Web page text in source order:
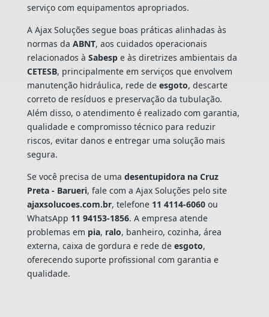
serviço com equipamentos apropriados.
A Ajax Soluções segue boas práticas alinhadas às
normas da ABNT, aos cuidados operacionais
relacionados à Sabespe às diretrizes ambientais da
CETESB, principalmente em serviços que envolvem
manutenção hidráulica, rede de esgoto, descarte
correto de resíduos e preservação da tubulação.
Além disso, o atendimento é realizado com garantia,
qualidade e compromisso técnico para reduzir
riscos, evitar danos e entregar uma solução mais
segura.
Se você precisa de uma desentupidora na Cruz
Preta - Barueri, fale com a Ajax Soluções pelo site
ajaxsolucoes.com.br, telefone 11 4114-6060ou
WhatsApp 11 94153-1856. A empresa atende
problemas em pia, ralo, banheiro, cozinha, área
externa, caixa de gordura e rede de esgoto,
oferecendo suporte profissional com garantia e
qualidade.